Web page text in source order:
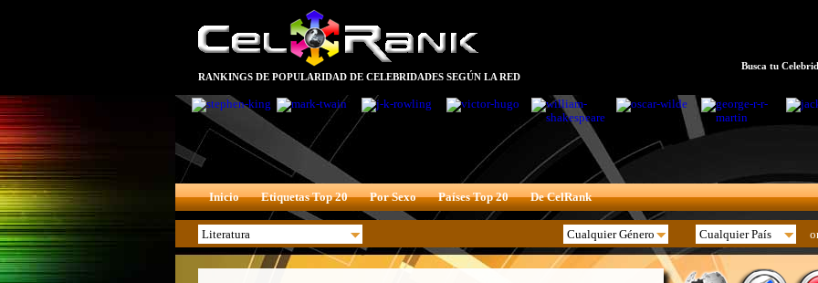
RANKINGS DE POPULARIDAD DE CELEBRIDADES SEGÚN LA RED
Busca tu
Inicio Etiquetas Top 20 Por Sexo Países Top 20 De CelRank